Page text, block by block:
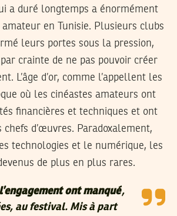
a duré longtemps a énormément
en Tunisie. Plusieurs clubs
leurs portes sous la pression,
crainte de ne pas pouvoir créer
L’âge d’or, comme l’appellent les
où les cinéastes amateurs ont
financières et techniques et ont
chefs d’œuvres. Paradoxalement,
technologies et le numérique, les
de plus en plus rares.
ont manqué,
au festival. Mis à part